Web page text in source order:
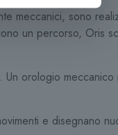
meccanici, sono
un percorso, Oris
orologio meccanico
e disegnano